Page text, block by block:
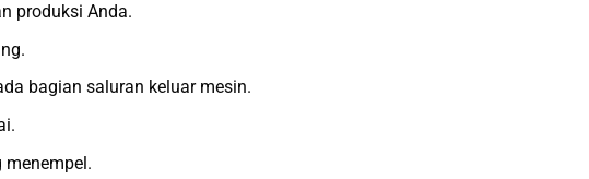
produksi Anda.
bagian saluran keluar mesin.